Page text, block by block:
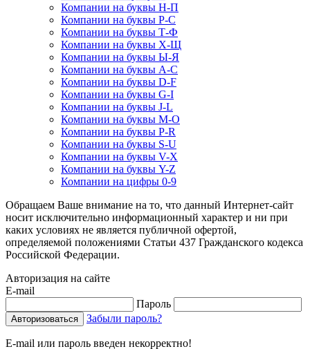
Компании на буквы Н-П
Компании на буквы Р-С
Компании на буквы Т-Ф
Компании на буквы Х-Щ
Компании на буквы Ы-Я
Компании на буквы A-C
Компании на буквы D-F
Компании на буквы G-I
Компании на буквы J-L
Компании на буквы M-O
Компании на буквы P-R
Компании на буквы S-U
Компании на буквы V-X
Компании на буквы Y-Z
Компании на цифры 0-9
Обращаем Ваше внимание на то, что данный Интернет-сайт
носит исключительно информационный характер и ни при
каких условиях не является публичной офертой,
определяемой положениями Статьи 437 Гражданского кодекса
Российской Федерации.
Авторизация на сайте
E-mail
Пароль
Забыли пароль?
E-mail или пароль введен некорректно!